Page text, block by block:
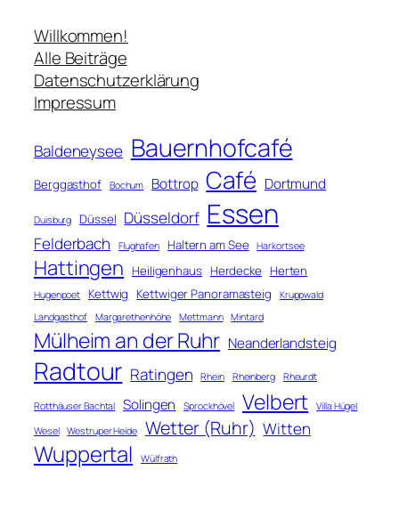
c
h
e
n
Willkommen!
Alle Beiträge
Datenschutzerklärung
Impressum
Baldeneysee Bauernhofcafé
Berggasthof Bochum Bottrop Café Dortmund
Duisburg Düssel Düsseldorf Essen
Felderbach Flughafen Haltern am See Harkortsee
Hattingen Heiligenhaus Herdecke Herten
Hugenpoet Kettwig Kettwiger Panoramasteig
Kruppwald
Landgasthof
Margarethenhöhe Mettmann Mintard
Mülheim an der Ruhr Neanderlandsteig
Radtour Ratingen Rhein Rheinberg Rheurdt
Rotthäuser Bachtal Solingen Sprockhövel Velbert
Villa Hügel
Wesel
Westruper Heide Wetter (Ruhr) Witten
Wuppertal Wülfrath